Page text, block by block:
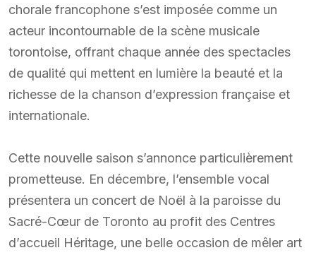
chorale francophone s’est imposée comme un
acteur incontournable de la scène musicale
torontoise, offrant chaque année des spectacles
de qualité qui mettent en lumière la beauté et la
richesse de la chanson d’expression française et
internationale.
Cette nouvelle saison s’annonce particulièrement
prometteuse. En décembre, l’ensemble vocal
présentera un concert de Noël à la paroisse du
Sacré-Cœur de Toronto au profit des Centres
d’accueil Héritage, une belle occasion de mêler art